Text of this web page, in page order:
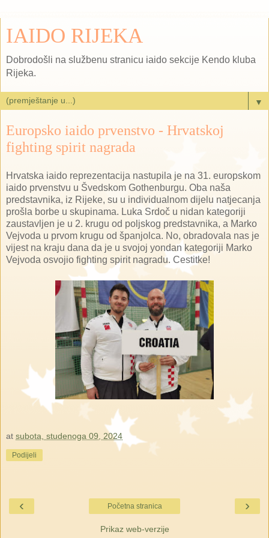
IAIDO RIJEKA
Dobrodošli na službenu stranicu iaido sekcije Kendo kluba
Rijeka.
▼
Europsko iaido prvenstvo - Hrvatskoj
fighting spirit nagrada
Hrvatska iaido reprezentacija nastupila je na 31. europskom
iaido prvenstvu u Švedskom Gothenburgu. Oba naša
predstavnika, iz Rijeke, su u individualnom dijelu natjecanja
prošla borbe u skupinama. Luka Srdoč u nidan kategoriji
zaustavljen je u 2. krugu od poljskog predstavnika, a Marko
Vejvoda u prvom krugu od španjolca. No, obradovala nas je
vijest na kraju dana da je u svojoj yondan kategoriji Marko
Vejvoda osvojio fighting spirit nagradu. Cestitke!
at subota, studenoga 09, 2024
Podijeli
‹ ›
Početna stranica
Prikaz web-verzije